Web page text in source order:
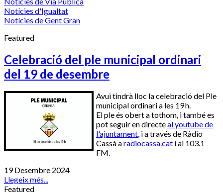
Notícies d'Igualtat
Notícies de Gent Gran
Featured
Celebració del ple municipal ordinari
del 19 de desembre
Avui tindrà lloc la celebració del Ple
municipal ordinari a les 19 h.
El ple és obert a tothom, i també es
pot seguir en directeal youtube de
l'ajuntament, i a través de Ràdio
Cassà aradiocassa.cat i al 103.1
FM.
19 Desembre 2024
Llegeix més...
Featured